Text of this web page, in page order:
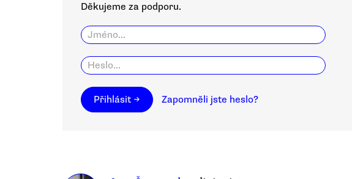
Děkujeme za podporu.
Přihlásit → Zapomněli jste heslo?